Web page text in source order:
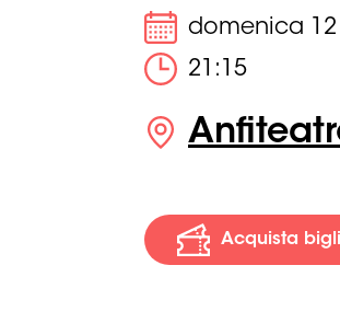
domenica
21:15
Acquista